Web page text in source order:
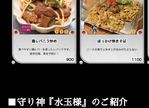
■守り神『水玉様』のご紹介